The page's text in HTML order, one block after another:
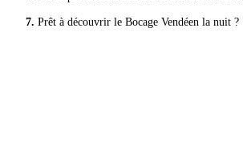
Prêt à découvrir le Bocage Vendéen la nuit ?